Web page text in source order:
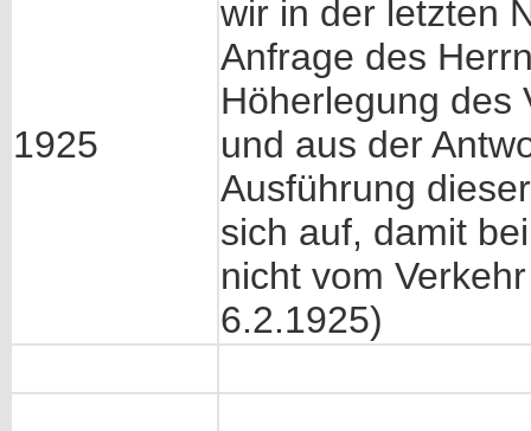
1925
wir in der letzten
Anfrage des
Höherlegung des
und aus der
Ausführung
sich auf, damit
nicht vom
6.2.1925)